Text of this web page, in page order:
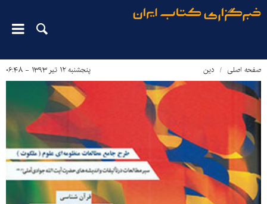
صفحه اصلی دین‌ پنجشنبه ۱۲ تیر ۱۳۹۳ - ۰۶:۴۸